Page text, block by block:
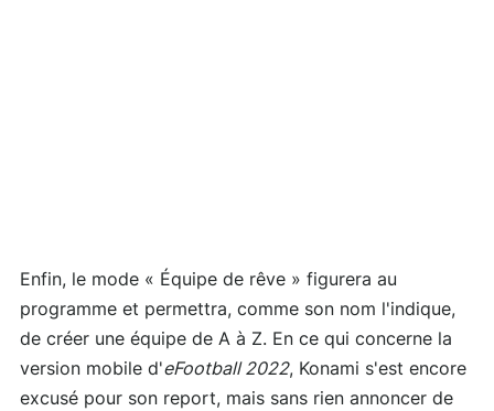
Enfin, le mode « Équipe de rêve » figurera au
programme et permettra, comme son nom l'indique,
de créer une équipe de A à Z. En ce qui concerne la
version mobile d'eFootball 2022, Konami s'est encore
excusé pour son report, mais sans rien annoncer de